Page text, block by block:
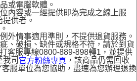
或電腦軟體。
內容或一經提供即為完成之線上服
供者。
外情事適用準則，不提供退貨服務。
、破損、缺件或規格不符，請於到貨
客服專線0800-889-898轉1，並提供
我司 官方粉絲專頁 ，該商品仍需回收
服單位為您協助，盡速為您辦理退換